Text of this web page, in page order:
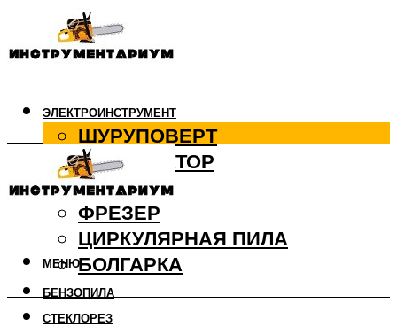
ЭЛЕКТРОИНСТРУМЕНТ
ШУРУПОВЕРТ
ПЕРФОРАТОР
ДРЕЛЬ
ФРЕЗЕР
ЦИРКУЛЯРНАЯ ПИЛА
БОЛГАРКА
БЕНЗОПИЛА
СТЕКЛОРЕЗ
МЕНЮ